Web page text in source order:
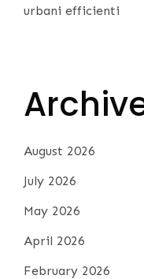
urbani efficienti
August 2026
July 2026
May 2026
April 2026
February 2026